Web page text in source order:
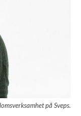
på Sveps.